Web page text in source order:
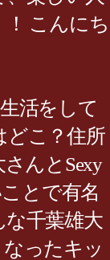
こんにち
活をして
どこ？住所
んとSexy
とで有名
千葉雄大
ったキッ